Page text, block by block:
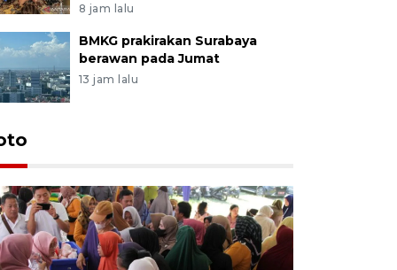
8 jam lalu
BMKG prakirakan Surabaya
berawan pada Jumat
13 jam lalu